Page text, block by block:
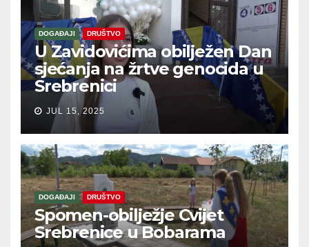
DOGAĐAJI DRUŠTVO
U Zavidovićima obilježen Dan
sjećanja na žrtve genocida u
Srebrenici
JUL 15, 2025
DOGAĐAJI DRUŠTVO
Spomen-obilježje Cvijet
Srebrenice u Bobarama